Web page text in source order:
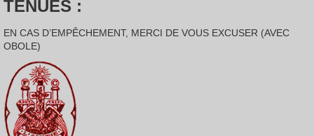
TENUES :
EN CAS D’EMPÊCHEMENT, MERCI DE VOUS EXCUSER (AVEC
OBOLE)